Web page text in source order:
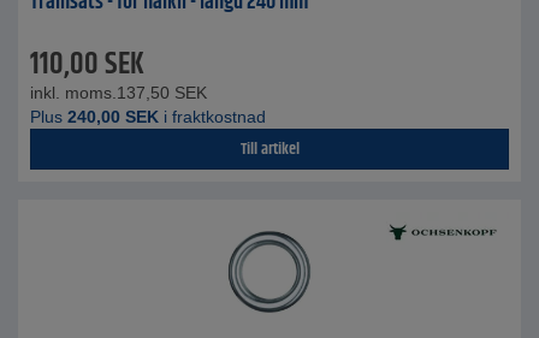
110,00SEK
inkl. moms. 137,50 SEK
Plus 240,00 SEK i fraktkostnad
Till artikel